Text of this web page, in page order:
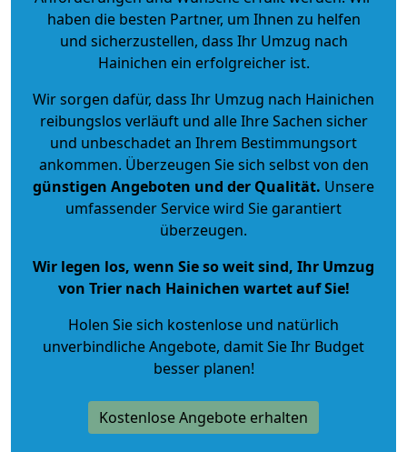
haben die besten Partner, um Ihnen zu helfen
und sicherzustellen, dass Ihr Umzug nach
Hainichen ein erfolgreicher ist.
Wir sorgen dafür, dass Ihr Umzug nach Hainichen
reibungslos verläuft und alle Ihre Sachen sicher
und unbeschadet an Ihrem Bestimmungsort
ankommen. Überzeugen Sie sich selbst von den
günstigen Angeboten und der Qualität. Unsere
umfassender Service wird Sie garantiert
überzeugen.
Wir legen los, wenn Sie so weit sind, Ihr Umzug
von Trier nach Hainichen wartet auf Sie!
Holen Sie sich kostenlose und natürlich
unverbindliche Angebote, damit Sie Ihr Budget
besser planen!
Kostenlose Angebote erhalten